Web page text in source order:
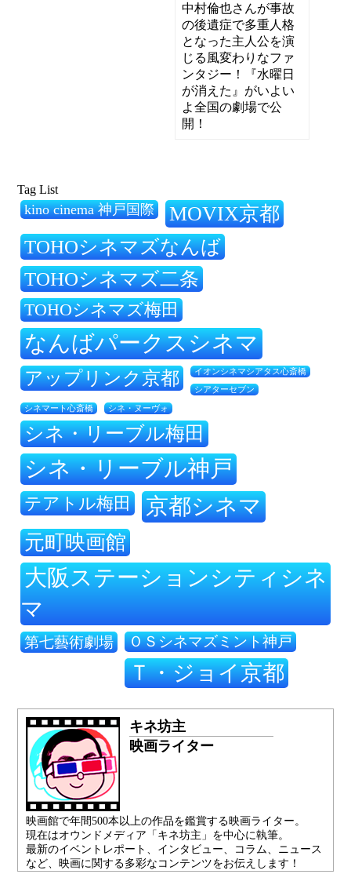
中村倫也さんが事故
の後遺症で多重人格
となった主人公を演
じる風変わりなファ
ンタジー！『水曜日
が消えた』がいよい
よ全国の劇場で公
開！
Tag List
kino cinema 神戸国際 MOVIX京都
TOHOシネマズなんば
TOHOシネマズ二条
TOHOシネマズ梅田
なんばパークスシネマ
アップリンク京都 イオンシネマシアタス心斎橋
シアターセブン
シネマート心斎橋 シネ・ヌーヴォ
シネ・リーブル梅田
シネ・リーブル神戸
テアトル梅田 京都シネマ
元町映画館
大阪ステーションシティシネ
マ
第七藝術劇場 ＯＳシネマズミント神戸
Ｔ・ジョイ京都
キネ坊主
映画ライター
映画館で年間500本以上の作品を鑑賞する映画ライター。
現在はオウンドメディア「キネ坊主」を中心に執筆。
最新のイベントレポート、インタビュー、コラム、ニュース
など、映画に関する多彩なコンテンツをお伝えします！